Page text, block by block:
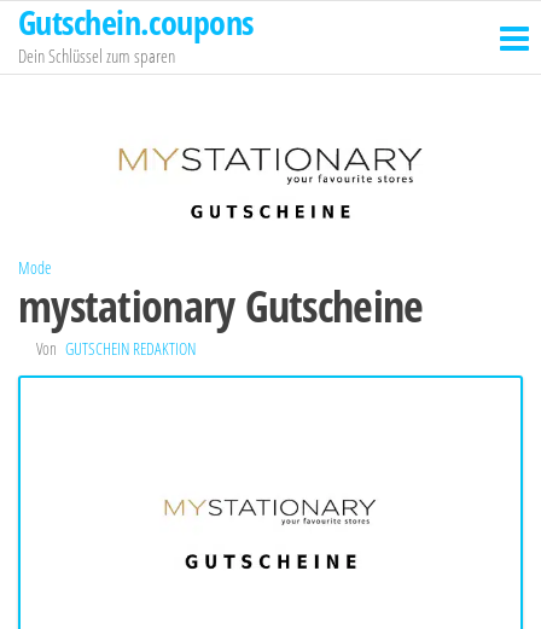
Zum
Inhalt
springen
Gutschein.coupons
Dein Schlüssel zum sparen
Mode
mystationary Gutscheine
Von GUTSCHEIN REDAKTION